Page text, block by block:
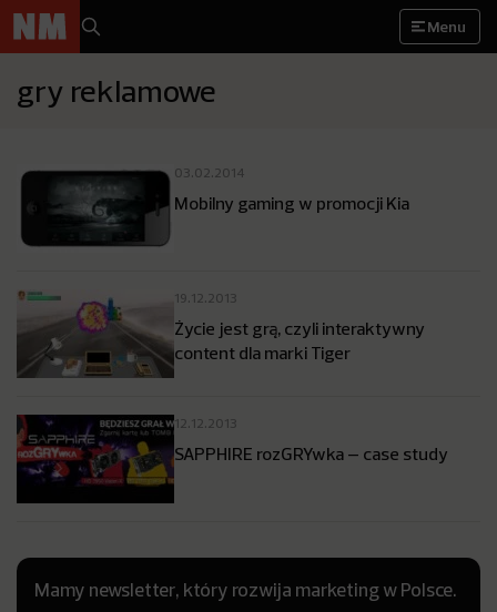
Menu
gry reklamowe
03.02.2014
Mobilny gaming w promocji Kia
19.12.2013
Życie jest grą, czyli interaktywny
content dla marki Tiger
12.12.2013
SAPPHIRE rozGRYwka – case study
Mamy newsletter, który rozwija marketing w Polsce.